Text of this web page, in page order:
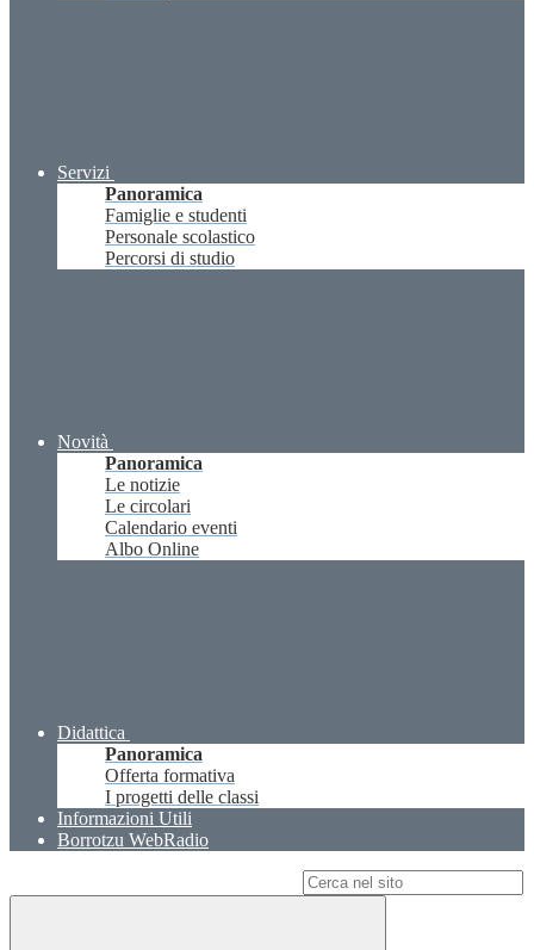
Servizi
Panoramica
Famiglie e studenti
Personale scolastico
Percorsi di studio
Novità
Panoramica
Le notizie
Le circolari
Calendario eventi
Albo Online
Didattica
Panoramica
Offerta formativa
I progetti delle classi
Informazioni Utili
Borrotzu WebRadio